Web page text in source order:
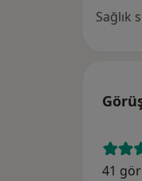
Sağlık
41